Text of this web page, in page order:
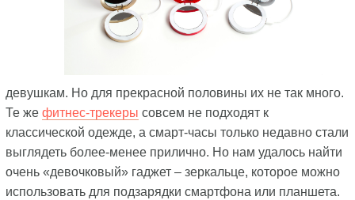
девушкам. Но для прекрасной половины их не так много.
Те же фитнес-трекеры совсем не подходят к
классической одежде, а смарт-часы только недавно стали
выглядеть более-менее прилично. Но нам удалось найти
очень «девочковый» гаджет – зеркальце, которое можно
использовать для подзарядки смартфона или планшета.